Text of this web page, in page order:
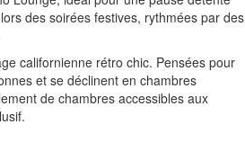
des soirées festives, rythmées par des
californienne rétro chic. Pensées pour
et se déclinent en chambres
de chambres accessibles aux